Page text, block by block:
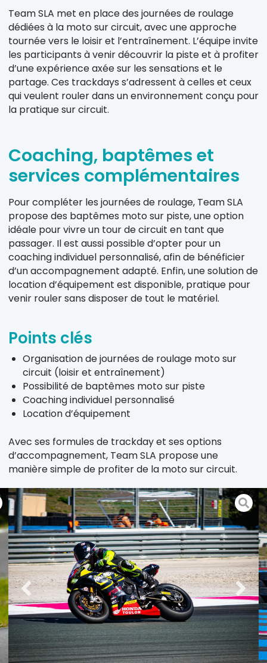
Team SLA met en place des journées de roulage
dédiées à la moto sur circuit, avec une approche
tournée vers le loisir et l’entraînement. L’équipe invite
les participants à venir découvrir la piste et à profiter
d’une expérience axée sur les sensations et le
partage. Ces trackdays s’adressent à celles et ceux
qui veulent rouler dans un environnement conçu pour
la pratique sur circuit.
Coaching, baptêmes et
services complémentaires
Pour compléter les journées de roulage, Team SLA
propose des baptêmes moto sur piste, une option
idéale pour vivre un tour de circuit en tant que
passager. Il est aussi possible d’opter pour un
coaching individuel personnalisé, afin de bénéficier
d’un accompagnement adapté. Enfin, une solution de
location d’équipement est disponible, pratique pour
venir rouler sans disposer de tout le matériel.
Points clés
Organisation de journées de roulage moto sur
circuit (loisir et entraînement)
Possibilité de baptêmes moto sur piste
Coaching individuel personnalisé
Location d’équipement
Avec ses formules de trackday et ses options
d’accompagnement, Team SLA propose une
manière simple de profiter de la moto sur circuit.